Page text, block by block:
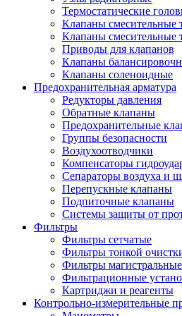
Термостатические
Клапаны смесительные
Клапаны смесительные
Приводы для клапанов
Клапаны
Клапаны соленоидные
Предохранительная арматура
Редукторы давления
Обратные клапаны
Предохранительные
Группы безопасности
Воздухоотводчики
Компенсаторы
Сепараторы воздуха и
Перепускные клапаны
Подпиточные клапаны
Системы защиты от
Фильтры
Фильтры сетчатые
Фильтры тонкой
Фильтры магистральные
Фильтрационные
Картриджи и реагенты
Контрольно-измерительные